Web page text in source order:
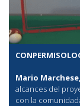
Mario
alcances del
con la